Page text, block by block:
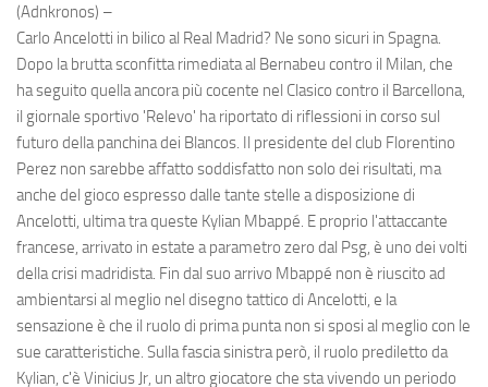
(Adnkronos) –
Carlo Ancelotti in bilico al Real Madrid? Ne sono sicuri in Spagna.
Dopo la brutta sconfitta rimediata al Bernabeu contro il Milan, che
ha seguito quella ancora più cocente nel Clasico contro il Barcellona,
il giornale sportivo 'Relevo' ha riportato di riflessioni in corso sul
futuro della panchina dei Blancos. Il presidente del club Florentino
Perez non sarebbe affatto soddisfatto non solo dei risultati, ma
anche del gioco espresso dalle tante stelle a disposizione di
Ancelotti, ultima tra queste Kylian Mbappé. E proprio l'attaccante
francese, arrivato in estate a parametro zero dal Psg, è uno dei volti
della crisi madridista. Fin dal suo arrivo Mbappé non è riuscito ad
ambientarsi al meglio nel disegno tattico di Ancelotti, e la
sensazione è che il ruolo di prima punta non si sposi al meglio con le
sue caratteristiche. Sulla fascia sinistra però, il ruolo prediletto da
Kylian, c'è Vinicius Jr, un altro giocatore che sta vivendo un periodo